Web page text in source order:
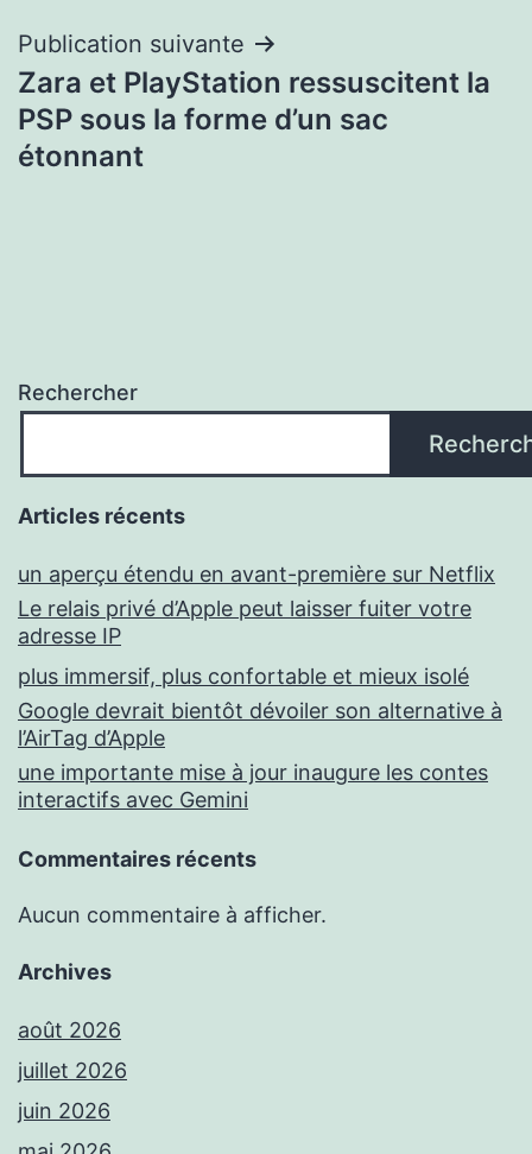
Publication suivante
Zara et PlayStation ressuscitent la
PSP sous la forme d’un sac
étonnant
Rechercher
Articles récents
un aperçu étendu en avant-première sur Netflix
Le relais privé d’Apple peut laisser fuiter votre
adresse IP
plus immersif, plus confortable et mieux isolé
Google devrait bientôt dévoiler son alternative à
l’AirTag d’Apple
une importante mise à jour inaugure les contes
interactifs avec Gemini
Commentaires récents
Aucun commentaire à afficher.
Archives
août 2026
juillet 2026
juin 2026